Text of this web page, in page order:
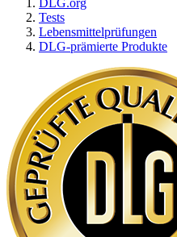
Tests
Lebensmittelprüfungen
DLG-prämierte Produkte